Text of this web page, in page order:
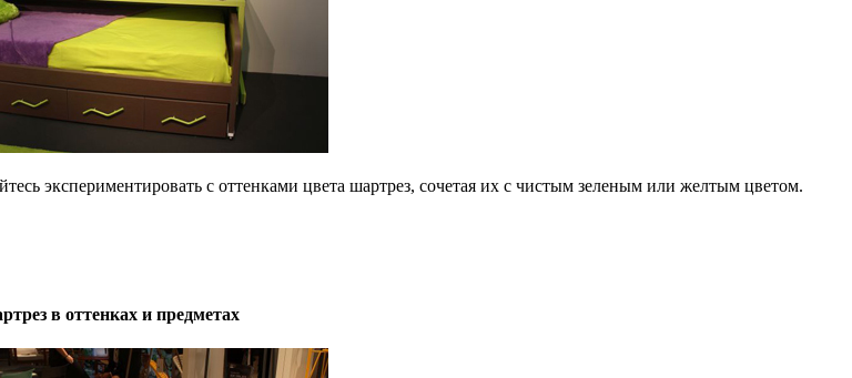
экспериментировать с оттенками цвета шартрез, сочетая их с чистым зеленым или желтым цветом.
в оттенках и предметах